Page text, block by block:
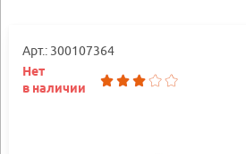
Арт.: 300107364
Нет
в наличии